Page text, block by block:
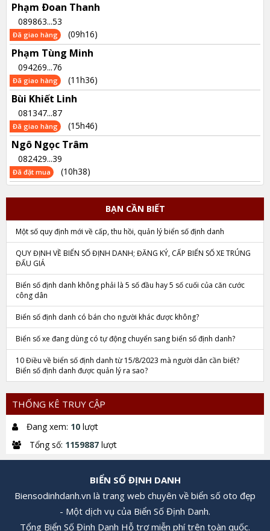
Phạm Ðoan Thanh
089863...53
Đã giao hàng (09h16)
Phạm Tùng Minh
094269...76
Đã giao hàng (11h36)
Bùi Khiết Linh
081347...87
Đã giao hàng (15h46)
Ngô Ngọc Trâm
082429...39
Đã đặt mua (10h38)
BẠN CẦN BIẾT
Một số quy định mới về cấp, thu hồi, quản lý biển số định danh
QUY ĐỊNH VỀ BIỂN SỐ ĐỊNH DANH; ĐĂNG KÝ, CẤP BIỂN SỐ XE TRÚNG
ĐẤU GIÁ
Biển số định danh không phải là 5 số đầu hay 5 số cuối của căn cước
công dân
Biển số định danh có bán cho người khác được không?
Biển số xe đang dùng có tự động chuyển sang biển số định danh?
10 Điều về biển số định danh từ 15/8/2023 mà người dân cần biết?
Biển số định danh được quản lý ra sao?
THỐNG KÊ TRUY CẬP
Đang xem: 10 lượt
Tổng số: 1159887 lượt
BIỂN SỐ ĐỊNH DANH
Biensodinhdanh.vn là trang web chuyên về biển số oto đẹp
- Một dịch vụ của Biển Số Định Danh.
Tổng Biển Số Định Danh Hỗ trợ miễn phí trên toàn quốc.